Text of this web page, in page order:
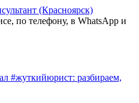
по телефону, в WhatsApp и
#жуткийюрист: разбираем,